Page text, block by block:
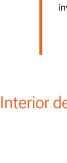
Interior